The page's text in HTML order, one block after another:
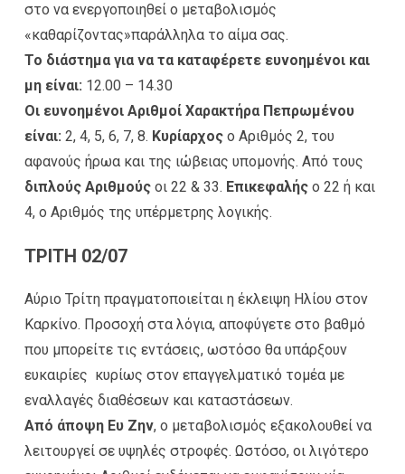
στο να ενεργοποιηθεί ο μεταβολισμός
«καθαρίζοντας»παράλληλα το αίμα σας.
Το διάστημα για να τα καταφέρετε ευνοημένοι και
μη είναι: 12.00 – 14.30
Οι ευνοημένοι Αριθμοί Χαρακτήρα Πεπρωμένου
είναι: 2, 4, 5, 6, 7, 8. Κυρίαρχος ο Αριθμός 2, του
αφανούς ήρωα και της ιώβειας υπομονής. Από τους
διπλούς Αριθμούς οι 22 & 33. Επικεφαλής ο 22 ή και
4, ο Αριθμός της υπέρμετρης λογικής.
ΤΡΙΤΗ 02/07
Αύριο Τρίτη πραγματοποιείται η έκλειψη Ηλίου στον
Καρκίνο. Προσοχή στα λόγια, αποφύγετε στο βαθμό
που μπορείτε τις εντάσεις, ωστόσο θα υπάρξουν
ευκαιρίες κυρίως στον επαγγελματικό τομέα με
εναλλαγές διαθέσεων και καταστάσεων.
Από άποψη Ευ Ζην, ο μεταβολισμός εξακολουθεί να
λειτουργεί σε υψηλές στροφές. Ωστόσο, οι λιγότερο